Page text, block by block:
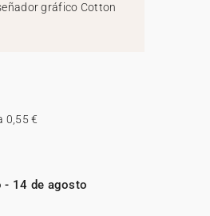
gráfico Cotton
0,55 €
- 14 de agosto